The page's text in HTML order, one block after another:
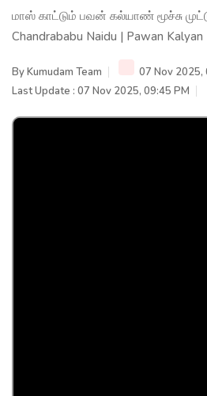
மாஸ் காட்டும் பவன் கல்யாண் மூச்சு
Chandrababu Naidu | Pawan Kalyan
ByKumudam Team
07 Nov 2025,
Last Update : 07 Nov 2025, 09:45 PM